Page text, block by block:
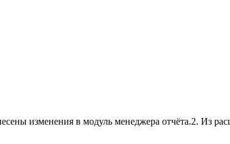
изменения в модуль менеджера отчёта.2. Из